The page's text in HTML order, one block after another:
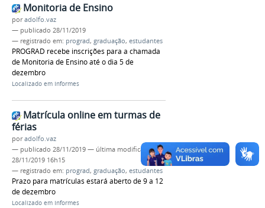
Monitoria de Ensino
poradolfo.vaz
— publicado 28/11/2019
— registrado em: prograd, graduação, estudantes
PROGRAD recebe inscrições para a chamada
de Monitoria de Ensino até o dia 5 de
dezembro
Localizado em Informes
Matrícula online em turmas de
férias
poradolfo.vaz
— publicado 28/11/2019 — última modificação
28/11/2019 16h15
— registrado em: prograd, graduação, estudantes
Prazo para matrículas estará aberto de 9 a 12
de dezembro
Localizado em Informes